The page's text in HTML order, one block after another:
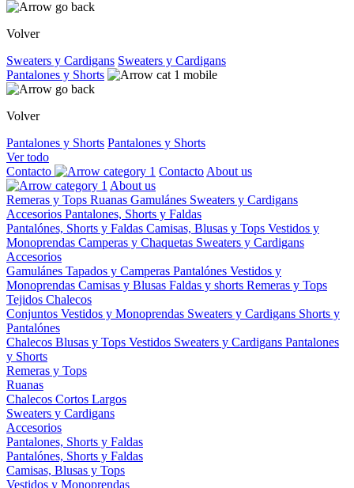
Volver
Sweaters y Cardigans Sweaters y Cardigans
Pantalones y Shorts
Volver
Pantalones y Shorts Pantalones y Shorts
Ver todo
Contacto
Contacto About us
About us
Remeras y Tops Ruanas Gamulánes Sweaters y Cardigans
Accesorios Pantalones, Shorts y Faldas
Pantalónes, Shorts y Faldas Camisas, Blusas y Tops Vestidos y
Monoprendas Camperas y Chaquetas Sweaters y Cardigans
Accesorios
Gamulánes Tapados y Camperas Pantalónes Vestidos y
Monoprendas Camisas y Blusas Faldas y shorts Remeras y Tops
Tejidos Chalecos
Conjuntos Vestidos y Monoprendas Sweaters y Cardigans Shorts y
Pantalónes
Chalecos Blusas y Tops Vestidos Sweaters y Cardigans Pantalones
y Shorts
Remeras y Tops
Ruanas
Chalecos Cortos Largos
Sweaters y Cardigans
Accesorios
Pantalones, Shorts y Faldas
Pantalónes, Shorts y Faldas
Camisas, Blusas y Tops
Vestidos y Monoprendas